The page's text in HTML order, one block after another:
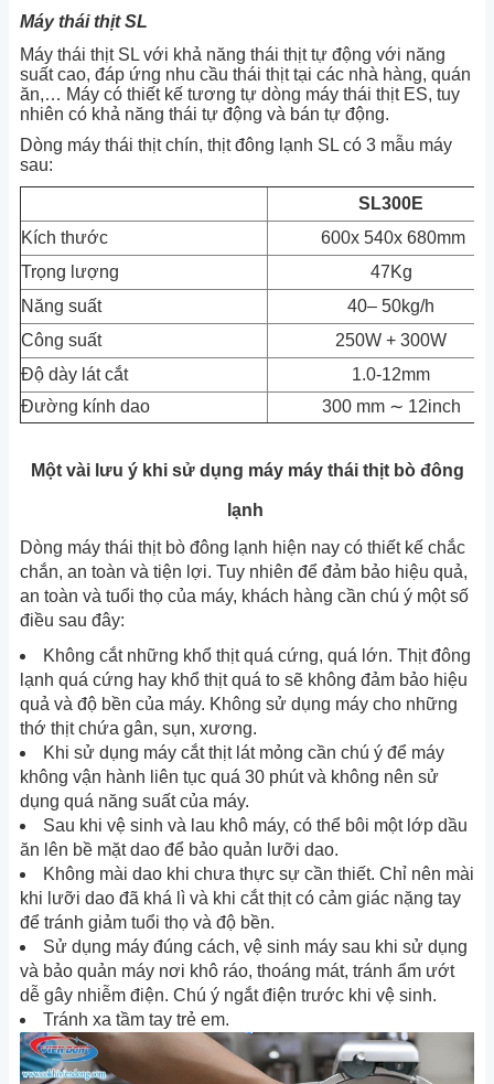
Máy thái thịt SL
Máy thái thịt SL với khả năng thái thịt tự động với năng
suất cao, đáp ứng nhu cầu thái thịt tại các nhà hàng, quán
ăn,… Máy có thiết kế tương tự dòng máy thái thịt ES, tuy
nhiên có khả năng thái tự động và bán tự động.
Dòng máy thái thịt chín, thịt đông lạnh SL có 3 mẫu máy
sau:
SL300E
Kích thước
600x 540x 680mm
Trọng lượng
47Kg
Năng suất
40– 50kg/h
Công suất
250W + 300W
Độ dày lát cắt
1.0-12mm
Đường kính dao
300 mm ∼ 12inch
Một vài lưu ý khi sử dụng máy máy thái thịt bò đông
lạnh
Dòng máy thái thịt bò đông lạnh hiện nay có thiết kế chắc
chắn, an toàn và tiện lợi. Tuy nhiên để đảm bảo hiệu quả,
an toàn và tuổi thọ của máy, khách hàng cần chú ý một số
điều sau đây:
Không cắt những khổ thịt quá cứng, quá lớn. Thịt đông
lạnh quá cứng hay khổ thịt quá to sẽ không đảm bảo hiệu
quả và độ bền của máy. Không sử dụng máy cho những
thớ thịt chứa gân, sụn, xương.
Khi sử dụng máy cắt thịt lát mỏng cần chú ý để máy
không vận hành liên tục quá 30 phút và không nên sử
dụng quá năng suất của máy.
Sau khi vệ sinh và lau khô máy, có thể bôi một lớp dầu
ăn lên bề mặt dao để bảo quản lưỡi dao.
Không mài dao khi chưa thực sự cần thiết. Chỉ nên mài
khi lưỡi dao đã khá lì và khi cắt thịt có cảm giác nặng tay
để tránh giảm tuổi thọ và độ bền.
Sử dụng máy đúng cách, vệ sinh máy sau khi sử dụng
và bảo quản máy nơi khô ráo, thoáng mát, tránh ẩm ướt
dễ gây nhiễm điện. Chú ý ngắt điện trước khi vệ sinh.
Tránh xa tầm tay trẻ em.